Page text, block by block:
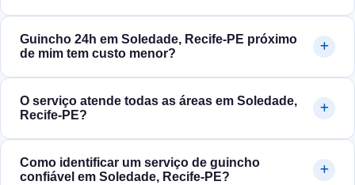
Guincho 24h em Soledade, Recife‑PE próximo
de mim tem custo menor?
O serviço atende todas as áreas em Soledade,
Recife‑PE?
Como identificar um serviço de guincho
confiável em Soledade, Recife‑PE?